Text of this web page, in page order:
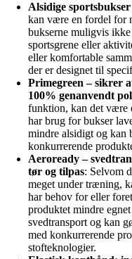
Alsidige
kan være en fordel for
bukserne muligvis
sportsgrene eller
eller komfortable
der er designet til
Primegreen – sikrer
100% genanvendt
funktion, kan det være
har brug for bukser
mindre alsidigt og kan
konkurrerende
Aeroready –
tør og tilpas: Selvom
meget under træning,
har behov for eller
produktet mindre
svedtransport og kan
med konkurrerende
stofteknologier.